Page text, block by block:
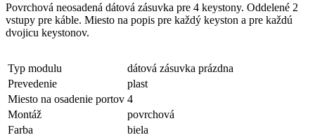
Povrchová neosadená dátová zásuvka pre 4 keystony. Oddelené 2
vstupy pre káble. Miesto na popis pre každý keyston a pre každú
dvojicu keystonov.
Typ modulu
dátová zásuvka prázdna
Prevedenie
plast
Miesto na osadenie portov 4
Montáž
povrchová
Farba
biela